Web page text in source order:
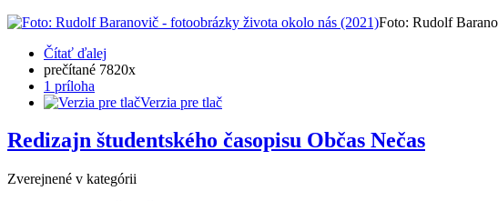
Foto: Rudolf
Čítať ďalej
prečítané 7820x
1 príloha
Verzia pre tlač
Redizajn študentského časopisu Občas Nečas
Zverejnené v kategórii